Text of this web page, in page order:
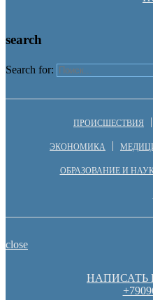
search
Search for:
ПРОИСШЕСТВИЯ
ЭКОНОМИКА
ОБРАЗОВАНИЕ И
close
НАПИСАТЬ